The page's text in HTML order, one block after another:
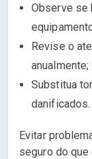
Observe se
Revise o
anualmente;
Substitua
danificados.
Evitar
seguro do